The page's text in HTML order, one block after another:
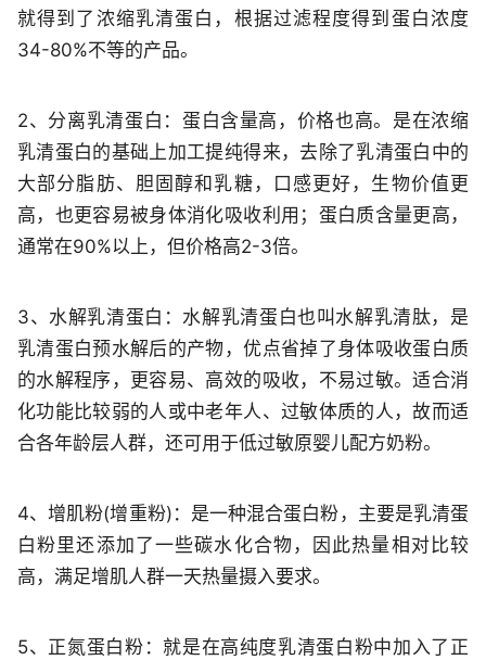
就得到了浓缩乳清蛋白，根据过滤程度得到蛋白浓度
34-80%不等的产品。
2、分离乳清蛋白 ：蛋白含量高，价格也高。是在浓缩
乳清蛋白的基础上加工提纯得来，去除了乳清蛋白中的
大部分脂肪、胆固醇和乳糖，口感更好，生物价值更
高，也更容易被身体消化吸收利用；蛋白质含量更高，
通常在90%以上，但价格高2-3倍。
3、水解乳清蛋白 ：水解乳清蛋白也叫水解乳清肽，是
乳清蛋白预水解后的产物，优点省掉了身体吸收蛋白质
的水解程序，更容易、高效的吸收，不易过敏。适合消
化功能比较弱的人或中老年人、过敏体质的人，故而适
合各年龄层人群，还可用于低过敏原婴儿配方奶粉。
4、增肌粉(增重粉) ：是一种混合蛋白粉，主要是乳清蛋
白粉里还添加了一些碳水化合物，因此热量相对比较
高，满足增肌人群一天热量摄入要求。
5、正氮蛋白粉 ：就是在高纯度乳清蛋白粉中加入了正